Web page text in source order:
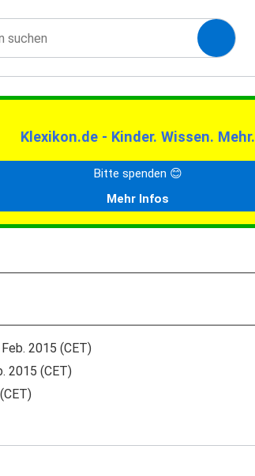
Klexikon.de - Kinder. Wissen. Mehr.
Bitte spenden 😊
Mehr Infos
2015 (CET)
2015 (CET)